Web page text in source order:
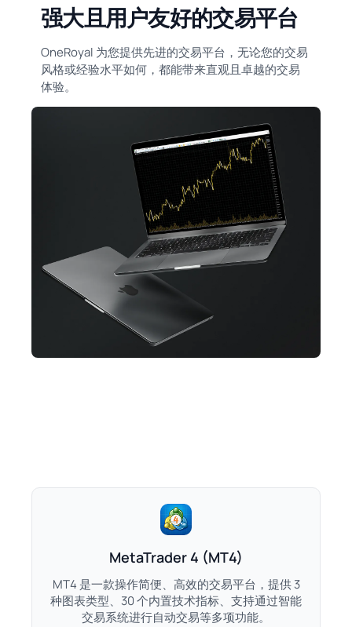
强大且用户友好的交易平台
OneRoyal 为您提供先进的交易平台，无论您的交易
风格或经验水平如何，都能带来直观且卓越的交易
体验。
MetaTrader 4 (MT4)
MT4 是一款操作简便、高效的交易平台，提供 3
种图表类型、30 个内置技术指标、支持通过智能
交易系统进行自动交易等多项功能。